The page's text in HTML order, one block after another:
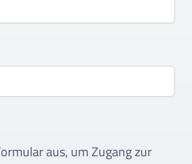
aus, um Zugang zur